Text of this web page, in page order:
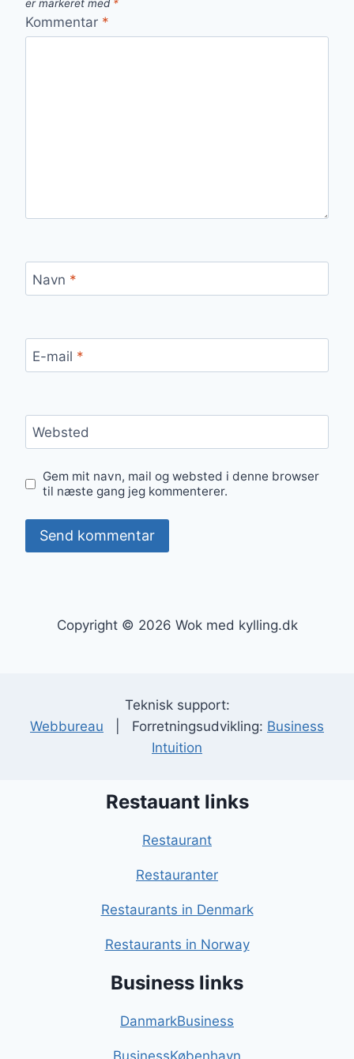
er markeret med *
Kommentar *
Navn *
E-mail *
Websted
Gem mit navn, mail og websted i denne browser
til næste gang jeg kommenterer.
Copyright © 2026 Wok med kylling.dk
Teknisk support:
Webbureau | Forretningsudvikling: Business
Intuition
Restauant links
Restaurant
Restauranter
Restaurants in Denmark
Restaurants in Norway
Business links
DanmarkBusiness